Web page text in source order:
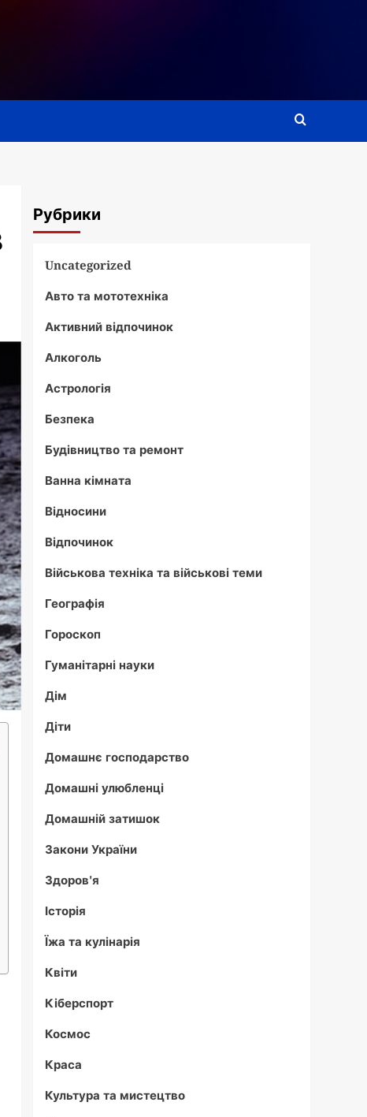
Рубрики
Uncategorized
Авто та мототехніка
Активний відпочинок
Алкоголь
Астрологія
Безпека
Будівництво та ремонт
Ванна кімната
Відносини
Відпочинок
Військова техніка та військові теми
Географія
Гороскоп
Гуманітарні науки
Дім
Діти
Домашнє господарство
Домашні улюбленці
Домашній затишок
Закони України
Здоров'я
Історія
Їжа та кулінарія
Квіти
Кіберспорт
Космос
Краса
Культура та мистецтво